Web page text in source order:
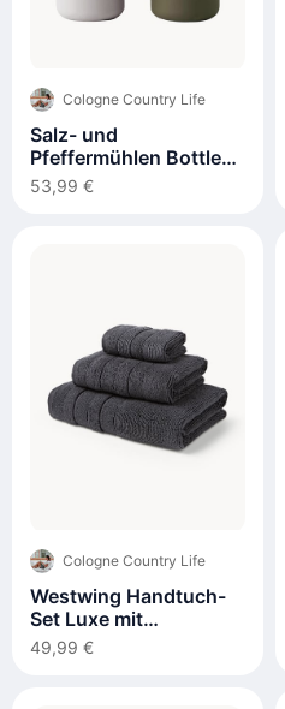
Cologne Country Life
Salz- und
Pfeffermühlen Bottle
Grinders mit
Walnussholz-Deckeln,
53,99 €
Cologne Country Life
Westwing Handtuch-
Set Luxe mit
Streifenbordüre
49,99 €